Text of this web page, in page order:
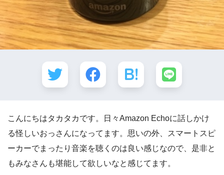
こんにちはタカタカです。日々Amazon Echoに話しかけ
る怪しいおっさんになってます。思いの外、スマートスピ
ーカーでまったり音楽を聴くのは良い感じなので、是非と
もみなさんも堪能して欲しいなと感じてます。